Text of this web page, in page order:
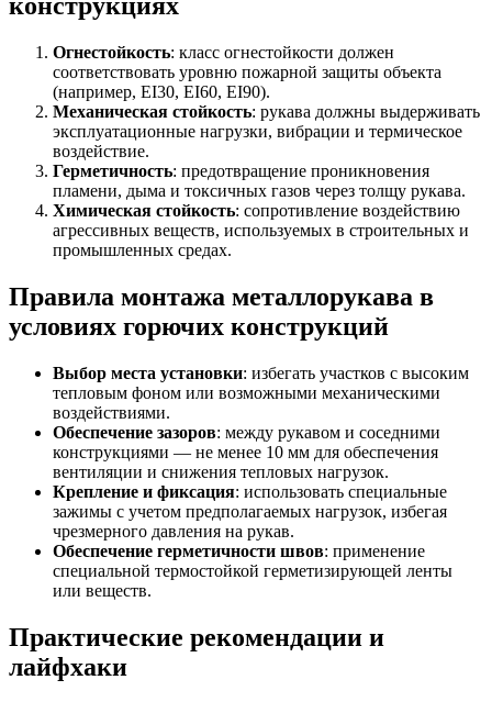
конструкциях
Огнестойкость: класс огнестойкости должен
соответствовать уровню пожарной защиты объекта
(например, EI30, EI60, EI90).
Механическая стойкость: рукава должны выдерживать
эксплуатационные нагрузки, вибрации и термическое
воздействие.
Герметичность: предотвращение проникновения
пламени, дыма и токсичных газов через толщу рукава.
Химическая стойкость: сопротивление воздействию
агрессивных веществ, используемых в строительных и
промышленных средах.
Правила монтажа металлорукава в
условиях горючих конструкций
Выбор места установки: избегать участков с высоким
тепловым фоном или возможными механическими
воздействиями.
Обеспечение зазоров: между рукавом и соседними
конструкциями — не менее 10 мм для обеспечения
вентиляции и снижения тепловых нагрузок.
Крепление и фиксация: использовать специальные
зажимы с учетом предполагаемых нагрузок, избегая
чрезмерного давления на рукав.
Обеспечение герметичности швов: применение
специальной термостойкой герметизирующей ленты
или веществ.
Практические рекомендации и
лайфхаки